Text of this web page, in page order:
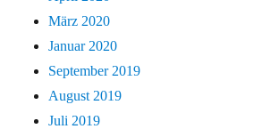
März 2020
Januar 2020
September 2019
August 2019
Juli 2019